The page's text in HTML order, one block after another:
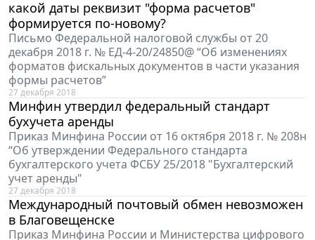
какой даты реквизит "форма расчетов"
формируется по-новому?
Письмо Федеральной налоговой службы от 20
декабря 2018 г. № ЕД-4-20/24850@ “Об изменениях
форматов фискальных документов в части указания
формы расчетов”
27 декабря 2018
Минфин утвердил федеральный стандарт
бухучета аренды
Приказ Минфина России от 16 октября 2018 г. № 208н
“Об утверждении Федерального стандарта
бухгалтерского учета ФСБУ 25/2018 "Бухгалтерский
учет аренды"
27 декабря 2018
Международный почтовый обмен невозможен
в Благовещенске
Приказ Минфина России и Министерства цифрового